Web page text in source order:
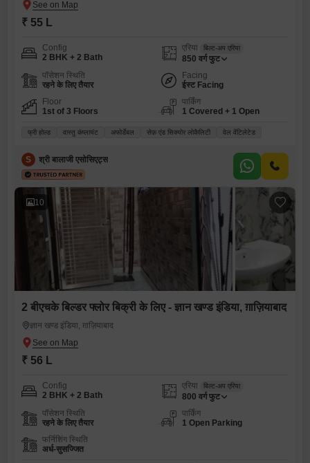
₹ 55 L
Config
2 BHK + 2 Bath
एरिया बिल्ट-अप एरिया
850 वर्ग फुट
पॉसेशन स्थिति
रहने के लिए तैयार
Facing
ईस्ट Facing
Floor
1st of 3 Floors
पार्किंग
1 Covered + 1 Open
फ्री होल्ड वास्तु कंप्लायंट अफोर्डेबल सेफ़ एंड सिक्योर लोकैलिटी वेल वेंटिलेटेड
S श्री बालाजी एसोसिएट्स
10
2 बीएचके बिल्डर फ्लोर बिक्री के लिए - ज्ञान खण्ड इंडिया, ग़ाज़ियाबाद
ज्ञान खण्ड इंडिया, ग़ाज़ियाबाद
₹ 56 L
Config
2 BHK + 2 Bath
एरिया बिल्ट-अप एरिया
800 वर्ग फुट
पॉसेशन स्थिति
रहने के लिए तैयार
पार्किंग
1 Open Parking
फर्निशिंग स्थिति
अर्ध-सुसज्जित